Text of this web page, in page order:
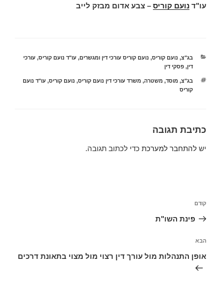
עו"ד נועם קוריס – צבע אדום מבזק לייב
קטגוריות
בג"צ, נועם קוריס, נועם קוריס עורכי דין ומגשרים,עו"ד נועם קוריס,עורכי
דין,פסקי דין
תגיות
בג"צ, מוסד, משטרה, משרד עורכי דין נועם קוריס, נועם קוריס,עו"ד נועם
קוריס
כתיבת תגובה
יש להתחבר למערכת כדי לכתוב תגובה.
הפוסט
הקודם
קודם
פינת השו"ת
הפוסט
הבא
הבא
אופן התנהלות מול עורך דין רצוי מול מצוי בתאונת דרכים